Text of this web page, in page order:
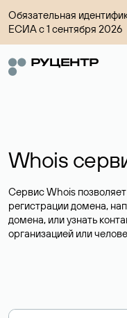
Обязательная
ЕСИА с 1 сентября 2026
Whois
Сервис Whois
регистрации домена,
домена, или узнать
организацией или